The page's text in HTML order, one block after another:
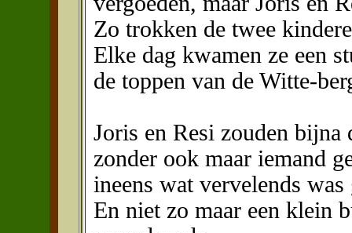
Zo trokken de twee
Elke dag kwamen ze een
de toppen van de Witte-
Joris en Resi zouden
zonder ook maar iemand
ineens wat vervelends
En niet zo maar een klein